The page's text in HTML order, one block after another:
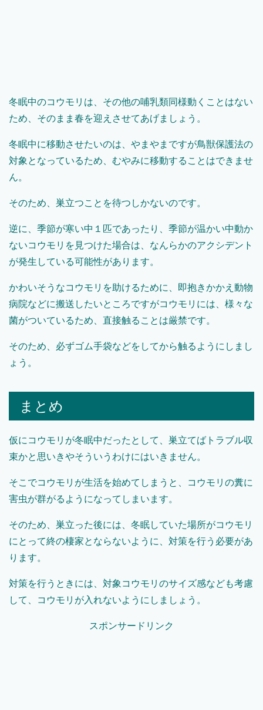
冬眠中のコウモリは、その他の哺乳類同様動くことはない
ため、そのまま春を迎えさせてあげましょう。
冬眠中に移動させたいのは、やまやまですが鳥獣保護法の
対象となっているため、むやみに移動することはできませ
ん。
そのため、巣立つことを待つしかないのです。
逆に、季節が寒い中１匹であったり、季節が温かい中動か
ないコウモリを見つけた場合は、なんらかのアクシデント
が発生している可能性があります。
かわいそうなコウモリを助けるために、即抱きかかえ動物
病院などに搬送したいところですがコウモリには、様々な
菌がついているため、直接触ることは厳禁です。
そのため、必ずゴム手袋などをしてから触るようにしまし
ょう。
まとめ
仮にコウモリが冬眠中だったとして、巣立てばトラブル収
束かと思いきやそういうわけにはいきません。
そこでコウモリが生活を始めてしまうと、コウモリの糞に
害虫が群がるようになってしまいます。
そのため、巣立った後には、冬眠していた場所がコウモリ
にとって終の棲家とならないように、対策を行う必要があ
ります。
対策を行うときには、対象コウモリのサイズ感なども考慮
して、コウモリが入れないようにしましょう。
スポンサードリンク